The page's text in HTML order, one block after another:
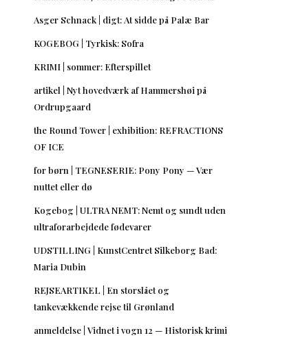
Asger Schnack | digt: At sidde på Palæ Bar
KOGEBOG | Tyrkisk: Sofra
KRIMI | sommer: Efterspillet
artikel | Nyt hovedværk af Hammershøi på
Ordrupgaard
the Round Tower | exhibition: REFRACTIONS
OF ICE
for børn | TEGNESERIE: Pony Pony — Vær
nuttet eller dø
Kogebog | ULTRA NEMT: Nemt og sundt uden
ultraforarbejdede fødevarer
UDSTILLING | KunstCentret Silkeborg Bad:
Maria Dubin
REJSEARTIKEL | En storslået og
tankevækkende rejse til Grønland
anmeldelse | Vidnet i vogn 12 — Historisk krimi